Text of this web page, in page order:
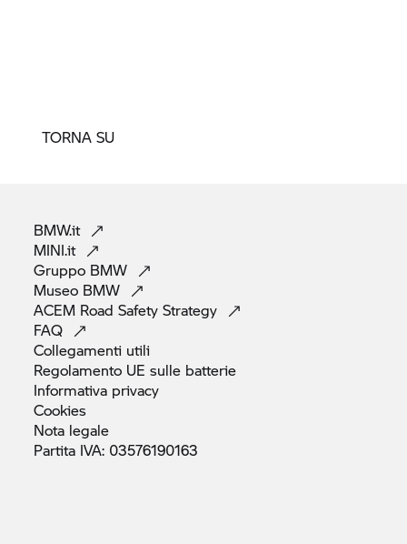
TORNA SU
BMW.it
MINI.it
Gruppo BMW
Museo BMW
ACEM Road SafetyStrategy
FAQ
Collegamenti utili
Regolamento UE sulle batterie
Informativa privacy
Cookies
Nota legale
Partita IVA: 03576190163